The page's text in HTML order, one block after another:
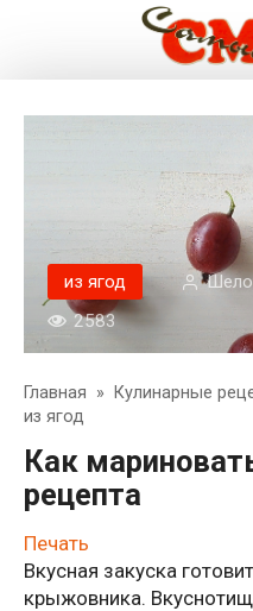
из ягод
2583
Главная » Кулинарные
из ягод
Как мариновать крыжовник: 2
рецепта
Печать
Вкусная закуска
крыжовника.